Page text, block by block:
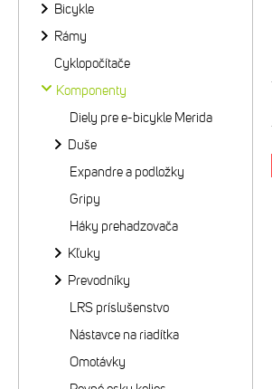
Bicykle
Rámy
Cyklopočítače
Komponenty
Diely pre e-bicykle Merida
Duše
Expandre a podložky
Gripy
Háky prehadzovača
Kľuky
Prevodníky
LRS príslušenstvo
Nástavce na riadítka
Omotávky